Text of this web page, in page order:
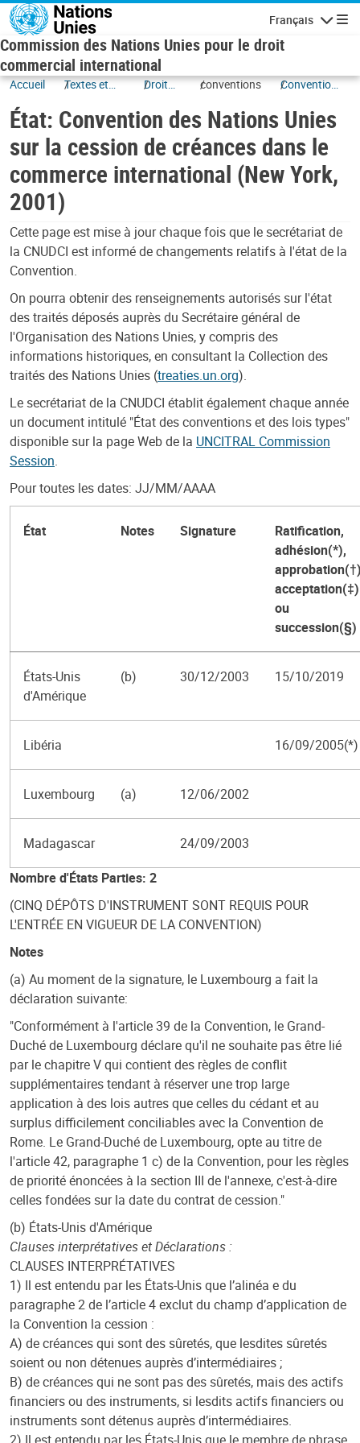
Skip to main content
Français
Commission des Nations Unies pour le droit
commercial international
Accueil
Textes et
Droit
sûretés
conventions
Convention
Unies sur la
cession de
créances
dans le
commerce
2001)
État: Convention des Nations Unies
sur la cession de créances dans le
commerce international (New York,
2001)
Cette page est mise à jour chaque fois que le secrétariat de
la CNUDCI est informé de changements relatifs à l'état de la
Convention.
On pourra obtenir des renseignements autorisés sur l'état
des traités déposés auprès du Secrétaire général de
l'Organisation des Nations Unies, y compris des
informations historiques, en consultant la Collection des
traités des Nations Unies (treaties.un.org).
Le secrétariat de la CNUDCI établit également chaque année
un document intitulé "État des conventions et des lois types"
disponible sur la page Web de la UNCITRAL Commission
Session.
Pour toutes les dates: JJ/MM/AAAA
État Notes Signature
Ratification,
adhésion(*),
acceptation(‡)
ou
succession(§)
États-Unis
d'Amérique
(b) 30/12/2003 15/10/2019
Libéria 16/09/2005(*)
Luxembourg (a) 12/06/2002
Madagascar
24/09/2003
Nombre d'États Parties: 2
(CINQ DÉPÔTS D'INSTRUMENT SONT REQUIS POUR
L'ENTRÉE EN VIGUEUR DE LA CONVENTION)
Notes
(a) Au moment de la signature, le Luxembourg a fait la
déclaration suivante:
"Conformément à l'article 39 de la Convention, le Grand-
Duché de Luxembourg déclare qu'il ne souhaite pas être lié
par le chapitre V qui contient des règles de conflit
supplémentaires tendant à réserver une trop large
application à des lois autres que celles du cédant et au
surplus difficilement conciliables avec la Convention de
Rome. Le Grand-Duché de Luxembourg, opte au titre de
l'article 42, paragraphe 1 c) de la Convention, pour les règles
de priorité énoncées à la section III de l'annexe, c'est-à-dire
celles fondées sur la date du contrat de cession."
(b) États-Unis d'Amérique
Clauses interprétatives et Déclarations :
CLAUSES INTERPRÉTATIVES
1) Il est entendu par les États-Unis que l’alinéa e du
paragraphe 2 de l’article 4 exclut du champ d’application de
la Convention la cession :
A) de créances qui sont des sûretés, que lesdites sûretés
soient ou non détenues auprès d’intermédiaires ;
B) de créances qui ne sont pas des sûretés, mais des actifs
financiers ou des instruments, si lesdits actifs financiers ou
instruments sont détenus auprès d’intermédiaires.